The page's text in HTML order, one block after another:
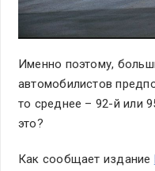
Именно поэтому,
автомобилистов
то среднее – 92-й или
это?
Как сообщает издание